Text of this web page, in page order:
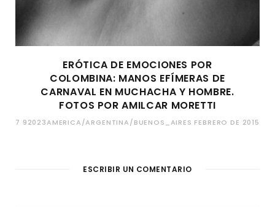
ERÓTICA DE EMOCIONES POR
COLOMBINA: MANOS EFÍMERAS DE
CARNAVAL EN MUCHACHA Y HOMBRE.
FOTOS POR AMILCAR MORETTI
7 92023AMERICA/ARGENTINA/BUENOS_AIRES FEBRERO DE 2015
ESCRIBIR UN COMENTARIO